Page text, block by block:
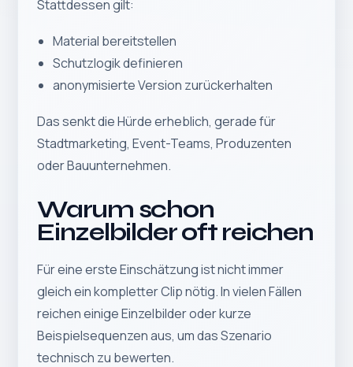
Stattdessen gilt:
Material bereitstellen
Schutzlogik definieren
anonymisierte Version zurückerhalten
Das senkt die Hürde erheblich, gerade für
Stadtmarketing, Event-Teams, Produzenten
oder Bauunternehmen.
Warum schon
Einzelbilder oft reichen
Für eine erste Einschätzung ist nicht immer
gleich ein kompletter Clip nötig. In vielen Fällen
reichen einige Einzelbilder oder kurze
Beispielsequenzen aus, um das Szenario
technisch zu bewerten.